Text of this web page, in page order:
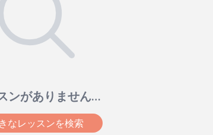
ンがありません…
なレッスンを検索